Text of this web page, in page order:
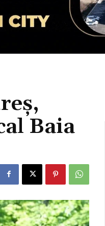
Baia